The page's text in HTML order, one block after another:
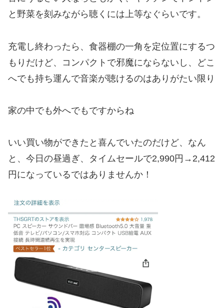
と野菜を刻みながら聴くには上等なぐらいです。
充電し終わったら、食器棚の一角を定位置にするつ
もりだけど、コンパクトで邪魔にならないし、どこ
へでも持ち運んで音楽が聴けるのはありがたい限り
家の中でも外へでもですからね
いい買い物ができたと喜んでいたのだけど、なん
と、今日の昼過ぎ、タイムセールで2,990円→2,412
円になっているではありませんか！